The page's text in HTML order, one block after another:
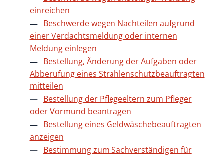
einreichen
Beschwerde wegen Nachteilen aufgrund
einer Verdachtsmeldung oder internen
Meldung einlegen
Bestellung, Änderung der Aufgaben oder
Abberufung eines Strahlenschutzbeauftragten
mitteilen
Bestellung der Pflegeeltern zum Pfleger
oder Vormund beantragen
Bestellung eines Geldwäschebeauftragten
anzeigen
Bestimmung zum Sachverständigen für